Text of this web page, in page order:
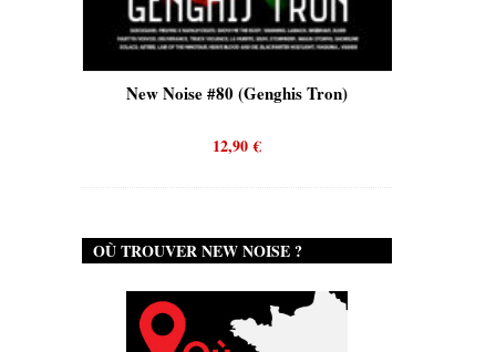
New Noise #80 (Genghis Tron)
12,90€
OÙ TROUVER NEW NOISE ?